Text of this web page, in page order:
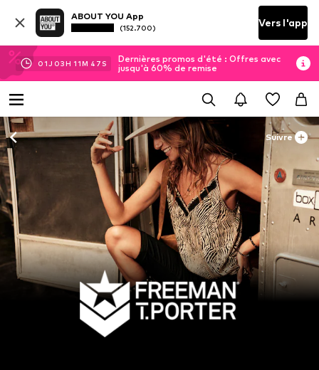
ABOUT YOU App
(152.700) Vers l'app
01J 03H 11M 46 S
Dernières promos d'été : Offres avec
jusqu'à 60% de remise
Suivre